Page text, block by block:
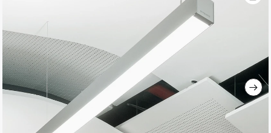
billedgalleriet